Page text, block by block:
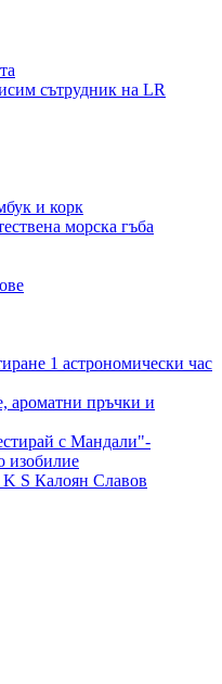
сътрудник на LR
и корк
морска гъба
1 астрономически час
ароматни пръчки и
с Мандали"-
изобилие
S Калоян Славов